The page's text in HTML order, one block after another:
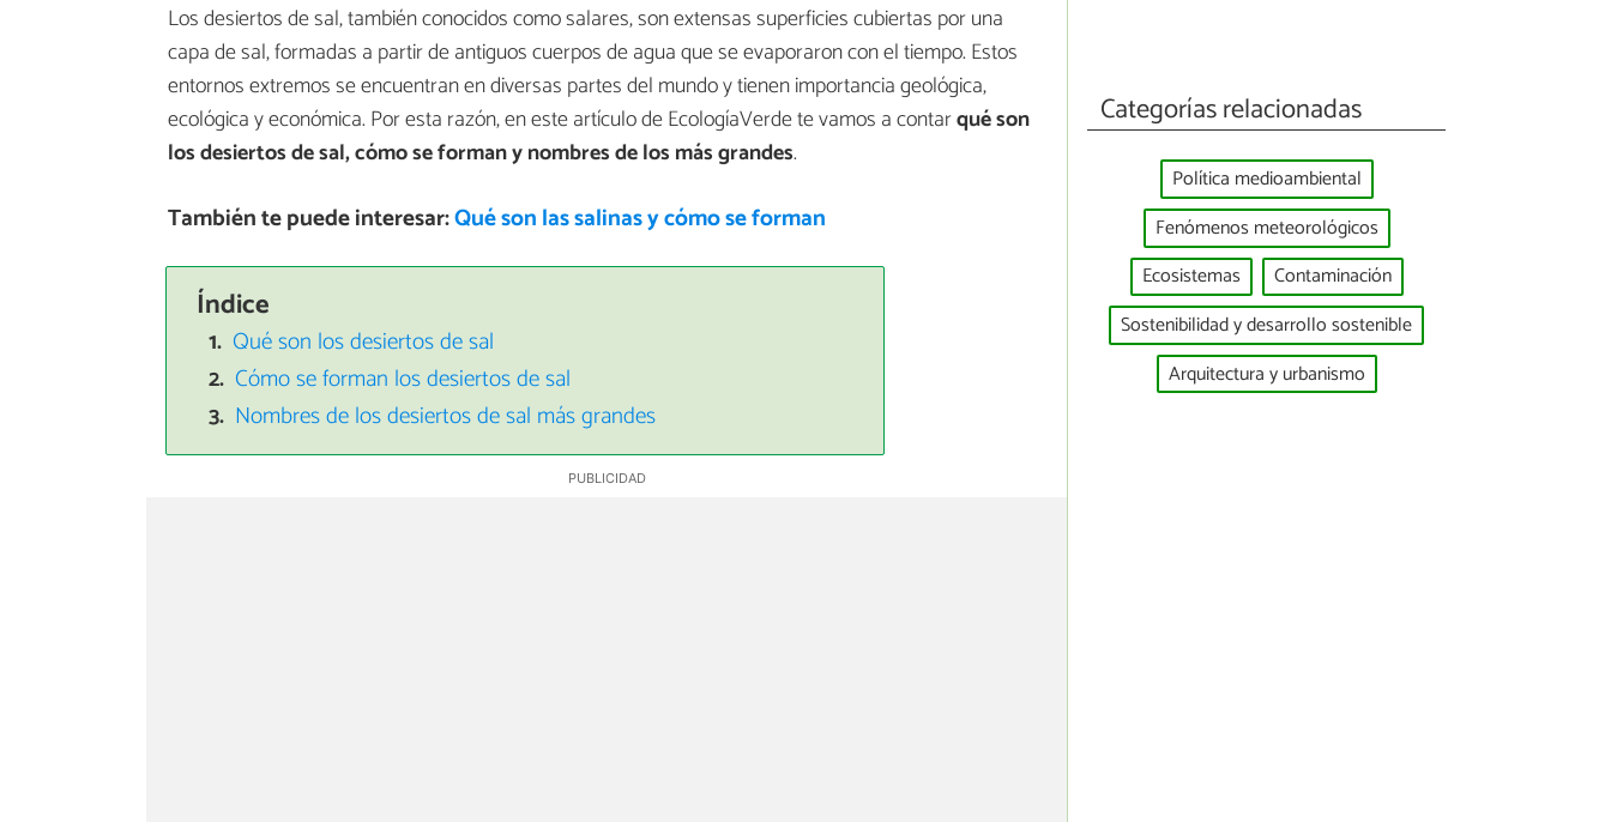
Los desiertos de sal, también conocidos como salares, son extensas superficies cubiertas por una
capa de sal, formadas a partir de antiguos cuerpos de agua que se evaporaron con el tiempo. Estos
entornos extremos se encuentran en diversas partes del mundo y tienen importancia geológica,
ecológica y económica. Por esta razón, en este artículo de EcologíaVerde te vamos a contarqué son
los desiertos de sal, cómo se forman y nombres de los más grandes.
También te puede interesar:Qué son las salinas y cómo se forman
Índice
Qué son los desiertos de sal
Cómo se forman los desiertos de sal
Nombres de los desiertos de sal más grandes
Categorías relacionadas
Política medioambiental
Fenómenos meteorológicos
Ecosistemas
Contaminación
Sostenibilidad y desarrollo sostenible
Arquitectura y urbanismo